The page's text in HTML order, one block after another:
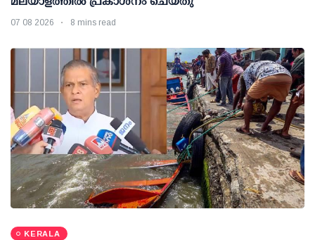
07 08 2026 8 mins read
KERALA